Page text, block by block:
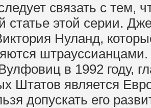
связать с тем,
статье этой серии.
Нуланд,
в 1992 году,
Штатов является
допускать его